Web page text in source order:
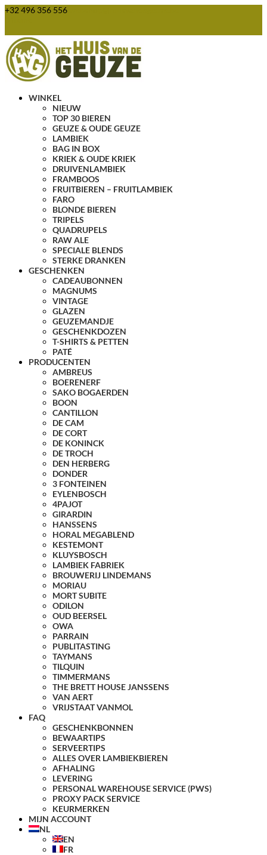
+32 496 356 556
WINKEL
NIEUW
TOP 30 BIEREN
GEUZE & OUDE GEUZE
LAMBIEK
BAG IN BOX
KRIEK & OUDE KRIEK
DRUIVENLAMBIEK
FRAMBOOS
FRUITBIEREN – FRUITLAMBIEK
FARO
BLONDE BIEREN
TRIPELS
QUADRUPELS
RAW ALE
SPECIALE BLENDS
STERKE DRANKEN
GESCHENKEN
CADEAUBONNEN
MAGNUMS
VINTAGE
GLAZEN
GEUZEMANDJE
GESCHENKDOZEN
T-SHIRTS & PETTEN
PATÉ
PRODUCENTEN
AMBREUS
BOERENERF
SAKO BOGAERDEN
BOON
CANTILLON
DE CAM
DE CORT
DE KONINCK
DE TROCH
DEN HERBERG
DONDER
3 FONTEINEN
EYLENBOSCH
4PAJOT
GIRARDIN
HANSSENS
HORAL MEGABLEND
KESTEMONT
KLUYSBOSCH
LAMBIEK FABRIEK
BROUWERIJ LINDEMANS
MORIAU
MORT SUBITE
ODILON
OUD BEERSEL
OWA
PARRAIN
PUBLITASTING
TAYMANS
TILQUIN
TIMMERMANS
THE BRETT HOUSE JANSSENS
VAN AERT
VRIJSTAAT VANMOL
FAQ
GESCHENKBONNEN
BEWAARTIPS
SERVEERTIPS
ALLES OVER LAMBIEKBIEREN
AFHALING
LEVERING
PERSONAL WAREHOUSE SERVICE (PWS)
PROXY PACK SERVICE
KEURMERKEN
MIJN ACCOUNT
NL
EN
FR